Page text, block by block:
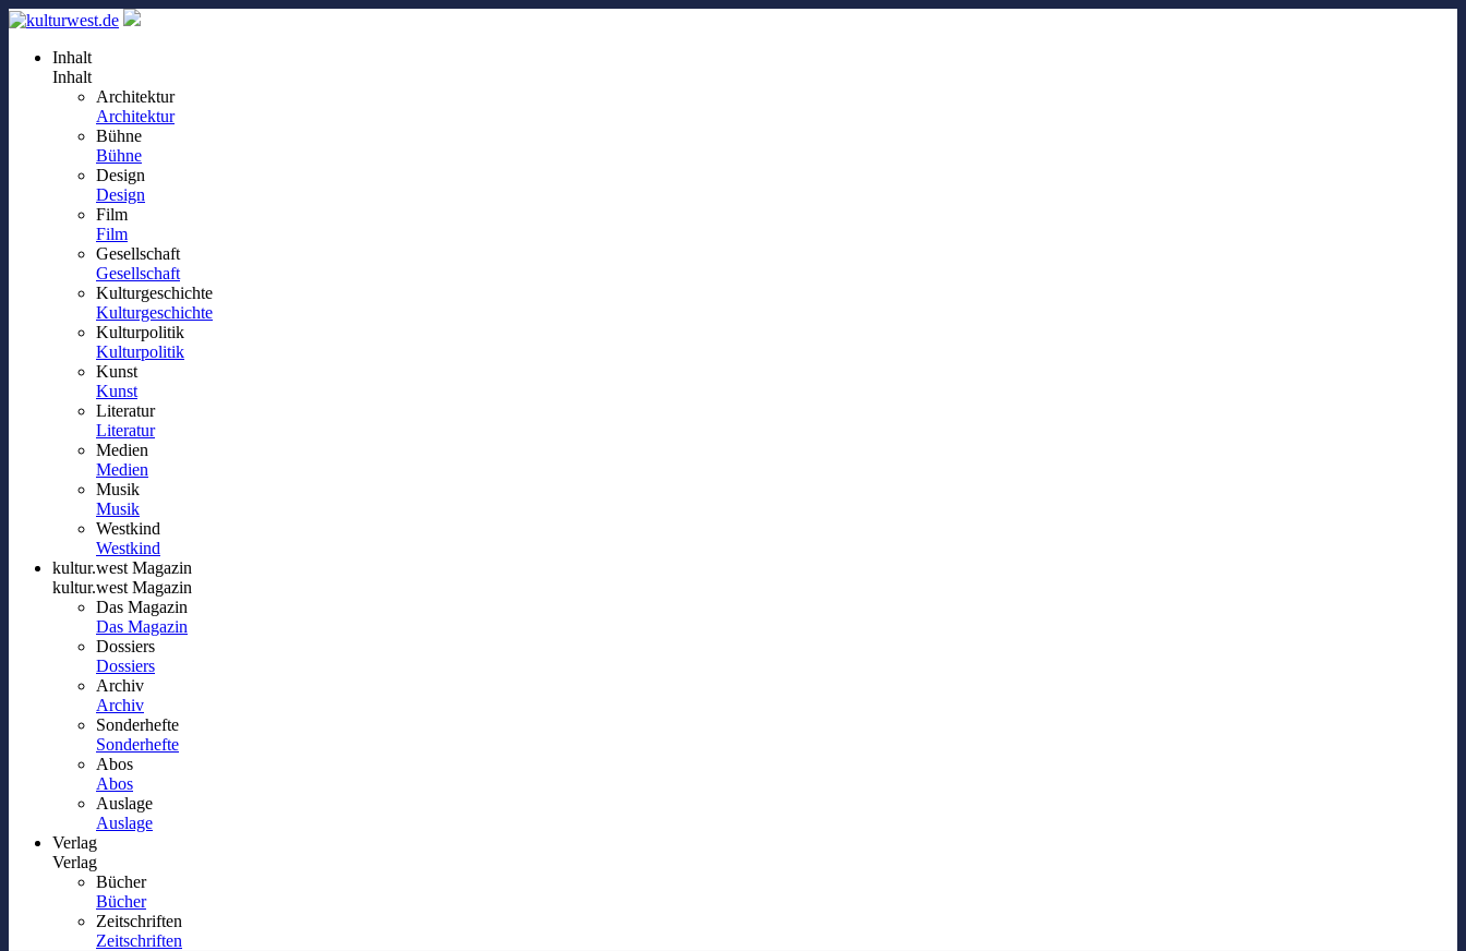
Inhalt
Inhalt
Architektur
Architektur
Bühne
Bühne
Design
Design
Film
Film
Gesellschaft
Gesellschaft
Kulturgeschichte
Kulturgeschichte
Kulturpolitik
Kulturpolitik
Kunst
Kunst
Literatur
Literatur
Medien
Medien
Musik
Musik
Westkind
Westkind
kultur.west Magazin
kultur.west Magazin
Das Magazin
Das Magazin
Dossiers
Dossiers
Archiv
Archiv
Sonderhefte
Sonderhefte
Abos
Abos
Auslage
Auslage
Verlag
Verlag
Bücher
Bücher
Zeitschriften
Zeitschriften